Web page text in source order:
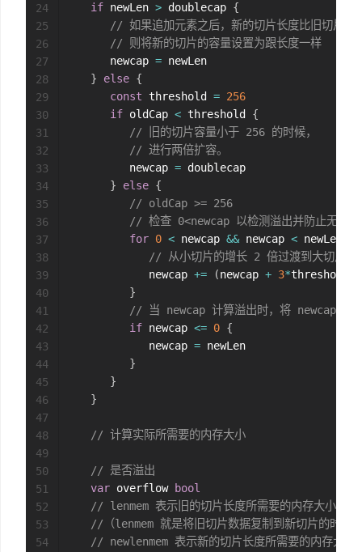
if newLen > doublecap {
// 如果追加元素之后，新的切片长度比旧切片 2
// 则将新的切片的容量设置为跟长度一样
      newcap
= newLen
}
else {
const threshold = 256
if oldCap < threshold {
// 旧的切片容量小于 256 的时候，
// 进行两倍扩容。
         newcap
= doublecap
}
else {
// oldCap >= 256
// 检查 0<newcap 以检测溢出并防止无限循
for 0 < newcap && newcap < newLen
// 从小切片的增长 2 倍过渡到大切片
            newcap
+= (newcap + 3*threshold
}
// 当 newcap 计算溢出时，将 newcap 设
if newcap <= 0 {
            newcap
= newLen
}
}
}
// 计算实际所需要的内存大小
// 是否溢出
var overflow bool
// lenmem 表示旧的切片长度所需要的内存大小
//（lenmem 就是将旧切片数据复制到新切片的时候
// newlenmem 表示新的切片长度所需要的内存大小
24
25
26
27
28
29
30
31
32
33
34
35
36
37
38
39
40
41
42
43
44
45
46
47
48
49
50
51
52
53
54